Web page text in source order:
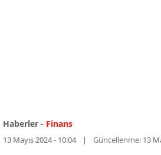
Haberler - Finans
13 Mayıs 2024 - 10:04 Güncellenme: 13